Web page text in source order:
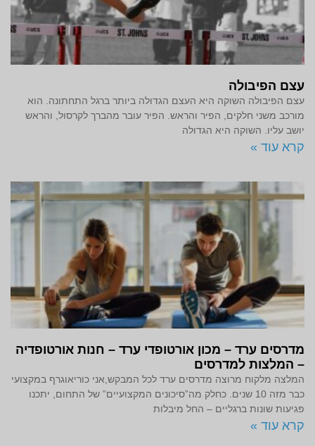
עצם הפיבולה
עצם הפיבולה השוקה היא העצם הגדולה ביותר ברגל התחתונה. הוא
מורכב משני חלקים, הפיר והראש. הפיר עובר מהברך לקרסול, והראש
יושב עליו. השוקה היא הגדולה
קרא עוד »
מדרסים ערד – מכון אורטופדי ערד – חנות אורטופדיה
– המלצות למדרסים
המלצה מלקוח מרוצה מדרסים ערד לכל המבקש,אני כוריאוגרף במקצועי
כבר מזה 10 שנים. כחלק מה”סיכונים המקצועיים” של התחום, יתכנו
פגיעות שונות ברגליים – החל מיבלות
קרא עוד »